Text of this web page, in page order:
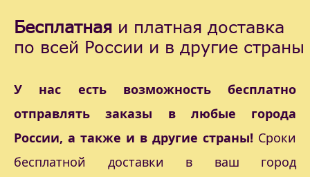
Бесплатная и платная доставка
по всей России и в другие страны
У нас есть возможность бесплатно
отправлять заказы в любые города
России, а также и в другие страны! Сроки
бесплатной доставки в ваш город